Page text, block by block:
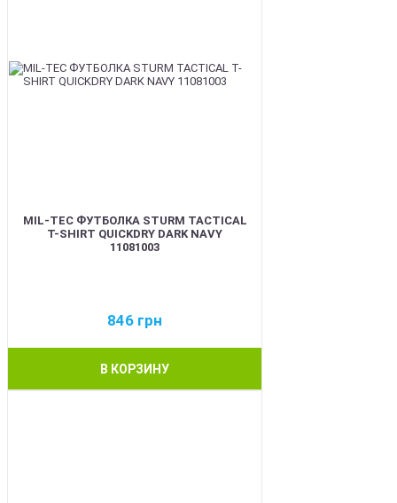
MIL-TEC ФУТБОЛКА STURM TACTICAL
T-SHIRT QUICKDRY DARK NAVY
11081003
846 грн
В КОРЗИНУ